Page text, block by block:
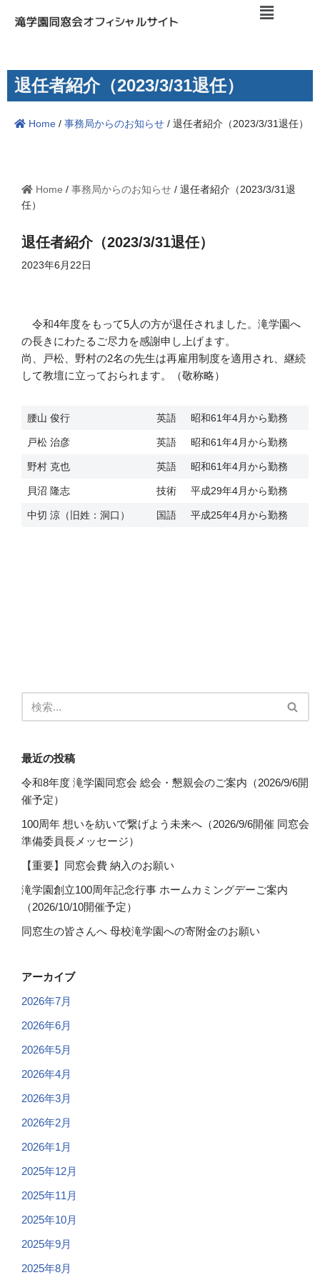
テ
ン
へ
退任者紹介（2023/3/31退任）
Home / 事務局からのお知らせ / 退任者紹介（2023/3/31退任）
Home / 事務局からのお知らせ / 退任者紹介（2023/3/31退
任）
退任者紹介（2023/3/31退任）
2023年6月22日
令和4年度をもって5人の方が退任されました。滝学園へ
の長きにわたるご尽力を感謝申し上げます。
尚、戸松、野村の2名の先生は再雇用制度を適用され、継続
して教壇に立っておられます。（敬称略）
腰山 俊行 英語 昭和61年4月から勤務
戸松 治彦 英語 昭和61年4月から勤務
野村 克也 英語 昭和61年4月から勤務
貝沼 隆志 技術 平成29年4月から勤務
中切 涼（旧姓：洞口） 国語 平成25年4月から勤務
最近の投稿
令和8年度 滝学園同窓会 総会・懇親会のご案内（2026/9/6開
催予定）
100周年 想いを紡いで繋げよう未来へ（2026/9/6開催 同窓会
準備委員長メッセージ）
【重要】同窓会費 納入のお願い
滝学園創立100周年記念行事 ホームカミングデーご案内
（2026/10/10開催予定）
同窓生の皆さんへ 母校滝学園への寄附金のお願い
アーカイブ
2026年7月
2026年6月
2026年5月
2026年4月
2026年3月
2026年2月
2026年1月
2025年12月
2025年11月
2025年10月
2025年9月
2025年8月